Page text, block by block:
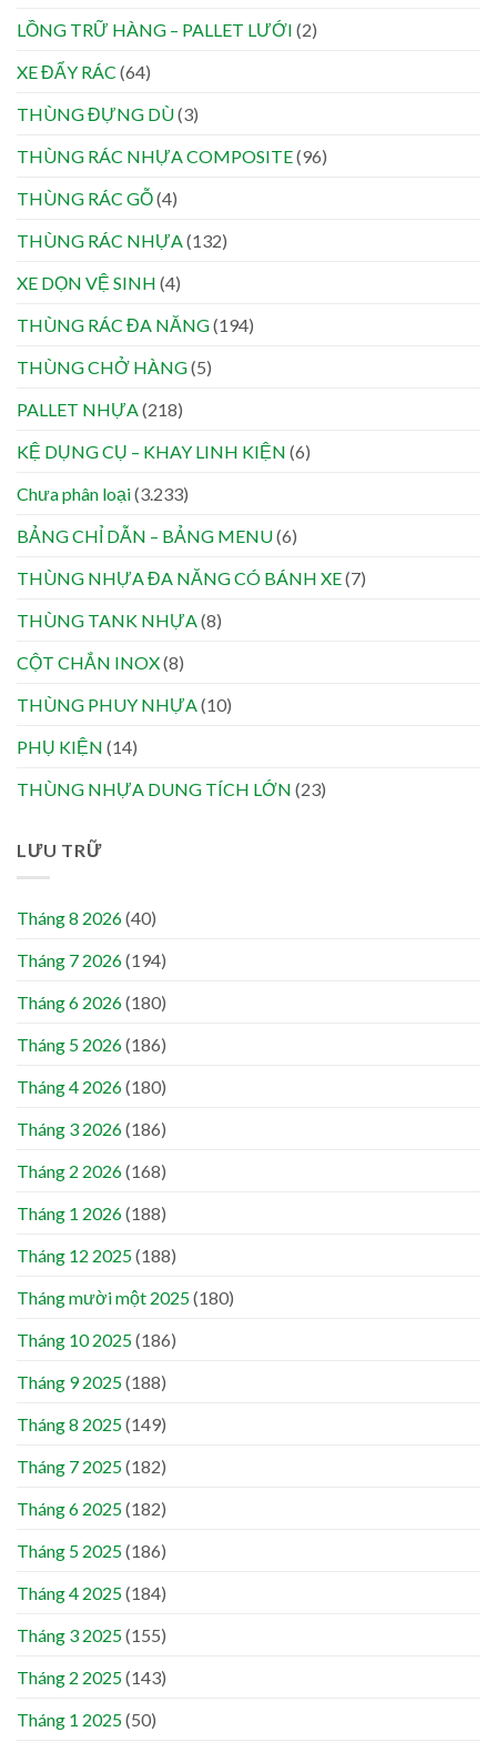
LỒNG TRỮ HÀNG – PALLET LƯỚI (2)
XE ĐẨY RÁC (64)
THÙNG ĐỰNG DÙ(3)
THÙNG RÁC NHỰA COMPOSITE(96)
THÙNG RÁC GỖ(4)
THÙNG RÁC NHỰA(132)
XE DỌN VỆ SINH (4)
THÙNG RÁC ĐA NĂNG(194)
THÙNG CHỞ HÀNG(5)
PALLET NHỰA(218)
KỆ DỤNG CỤ – KHAY LINH KIỆN (6)
Chưa phân loại(3.233)
BẢNG CHỈ DẪN – BẢNG MENU(6)
THÙNG NHỰA ĐA NĂNG CÓ BÁNH XE(7)
THÙNG TANK NHỰA(8)
CỘT CHẮN INOX(8)
THÙNG PHUY NHỰA(10)
PHỤ KIỆN (14)
THÙNG NHỰA DUNG TÍCH LỚN (23)
LƯU TRỮ
Tháng 8 2026(40)
Tháng 7 2026(194)
Tháng 6 2026(180)
Tháng 5 2026(186)
Tháng 4 2026(180)
Tháng 3 2026(186)
Tháng 2 2026(168)
Tháng 1 2026(188)
Tháng 12 2025(188)
Tháng mười một 2025(180)
Tháng 10 2025(186)
Tháng 9 2025(188)
Tháng 8 2025(149)
Tháng 7 2025(182)
Tháng 6 2025(182)
Tháng 5 2025(186)
Tháng 4 2025(184)
Tháng 3 2025(155)
Tháng 2 2025(143)
Tháng 1 2025(50)